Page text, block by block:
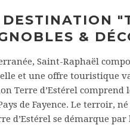
&
Saint-Raphaël
et une offre touristique
Terre d’Estérel comprend
de Fayence. Le terroir,
d’Estérel se démarque